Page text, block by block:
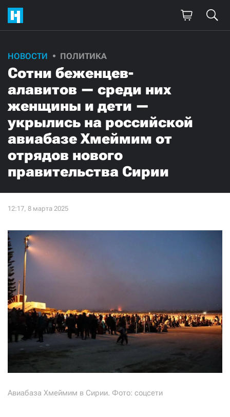
НОВОСТИ ПОЛИТИКА
Сотни беженцев-
алавитов — среди них
женщины и дети —
укрылись на российской
авиабазе Хмеймим от
отрядов нового
правительства Сирии
Авиабаза Хмеймим в Сирии. Фото: соцсети